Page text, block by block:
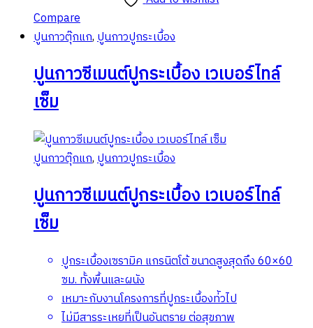
Compare
ปูนกาวตุ๊กแก,ปูนกาวปูกระเบื้อง
ปูนกาวซีเมนต์ปูกระเบื้อง เวเบอร์ไทล์
เซ็ม
ปูนกาวตุ๊กแก,ปูนกาวปูกระเบื้อง
ปูนกาวซีเมนต์ปูกระเบื้อง เวเบอร์ไทล์
เซ็ม
ปูกระเบื้องเซรามิค แกรนิตโต้ ขนาดสูงสุดถึง 60×60
ซม. ทั้งพื้นและผนัง
เหมาะกับงานโครงการที่ปูกระเบื้องท่ัวไป
ไม่มีสารระเหยที่เป็นอันตราย ต่อสุขภาพ